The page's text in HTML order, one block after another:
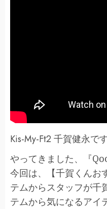
Kis-My-Ft2 千賀健永で
やってきました、『
今回は、【千賀くんお
テムからスタッフが千
テムから気になるアイ